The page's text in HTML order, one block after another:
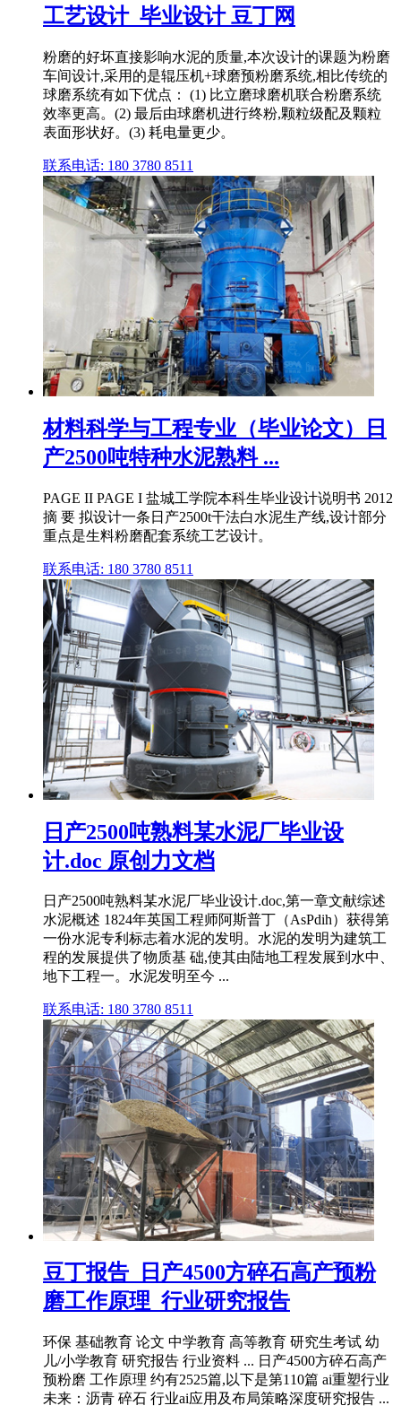
工艺设计_毕业设计 豆丁网
粉磨的好坏直接影响水泥的质量,本次设计的课题为粉磨
车间设计,采用的是辊压机+球磨预粉磨系统,相比传统的
球磨系统有如下优点： (1) 比立磨球磨机联合粉磨系统
效率更高。(2) 最后由球磨机进行终粉,颗粒级配及颗粒
表面形状好。(3) 耗电量更少。
联系电话: 180 3780 8511
材料科学与工程专业（毕业论文）日
产2500吨特种水泥熟料 ...
PAGE II PAGE I 盐城工学院本科生毕业设计说明书 2012
摘 要 拟设计一条日产2500t干法白水泥生产线,设计部分
重点是生料粉磨配套系统工艺设计。
联系电话: 180 3780 8511
日产2500吨熟料某水泥厂毕业设
计.doc 原创力文档
日产2500吨熟料某水泥厂毕业设计.doc,第一章文献综述
水泥概述 1824年英国工程师阿斯普丁（AsPdih）获得第
一份水泥专利标志着水泥的发明。水泥的发明为建筑工
程的发展提供了物质基 础,使其由陆地工程发展到水中、
地下工程一。水泥发明至今 ...
联系电话: 180 3780 8511
豆丁报告_日产4500方碎石高产预粉
磨工作原理_行业研究报告
环保 基础教育 论文 中学教育 高等教育 研究生考试 幼
儿/小学教育 研究报告 行业资料 ... 日产4500方碎石高产
预粉磨 工作原理 约有2525篇,以下是第110篇 ai重塑行业
未来：沥青 碎石 行业ai应用及布局策略深度研究报告 ...